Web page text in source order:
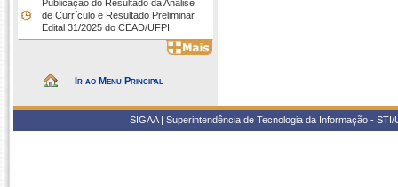
Publicação do Resultado da Análise
de Currículo e Resultado Preliminar
Edital 31/2025 do CEAD/UFPI
Ir ao Menu Principal
SIGAA | Superintendência de Tecnologia da Informação -